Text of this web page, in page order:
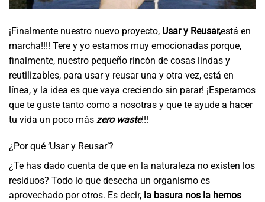
¡Finalmente nuestro nuevo proyecto, Usar y Reusar,está en
marcha!!!! Tere y yo estamos muy emocionadas porque,
finalmente, nuestro pequeño rincón de cosas lindas y
reutilizables, para usar y reusar una y otra vez, está en
línea, y la idea es que vaya creciendo sin parar! ¡Esperamos
que te guste tanto como a nosotras y que te ayude a hacer
tu vida un poco más zero waste!!!
¿Por qué ‘Usar y Reusar’?
¿Te has dado cuenta de que en la naturaleza no existen los
residuos? Todo lo que desecha un organismo es
aprovechado por otros. Es decir, la basura nos la hemos